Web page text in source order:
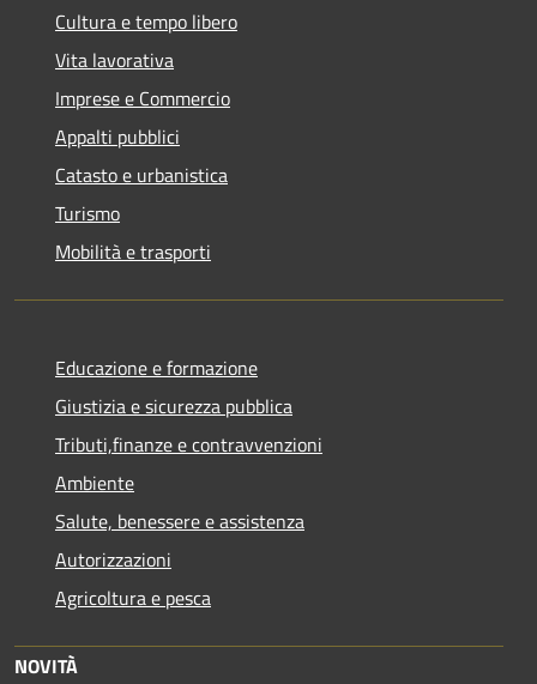
Cultura e tempo libero
Vita lavorativa
Imprese e Commercio
Appalti pubblici
Catasto e urbanistica
Turismo
Mobilità e trasporti
Educazione e formazione
Giustizia e sicurezza pubblica
Tributi,finanze e contravvenzioni
Ambiente
Salute, benessere e assistenza
Autorizzazioni
Agricoltura e pesca
NOVITÀ